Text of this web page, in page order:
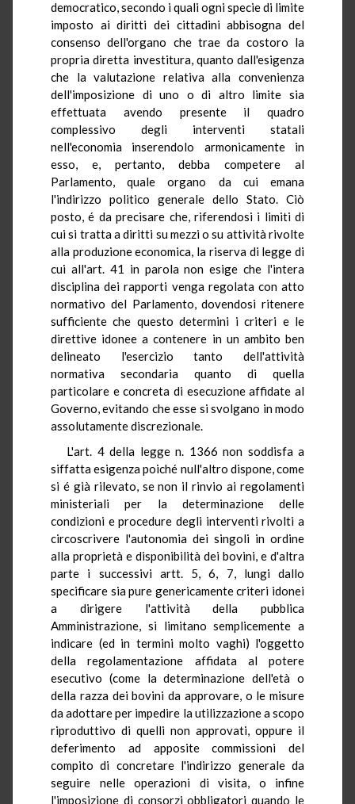
democratico, secondo i quali ogni specie di limite
imposto ai diritti dei cittadini abbisogna del
consenso dell'organo che trae da costoro la
propria diretta investitura, quanto dall'esigenza
che la valutazione relativa alla convenienza
dell'imposizione di uno o di altro limite sia
effettuata avendo presente il quadro
complessivo degli interventi statali
nell'economia inserendolo armonicamente in
esso, e, pertanto, debba competere al
Parlamento, quale organo da cui emana
l'indirizzo politico generale dello Stato. Ciò
posto, é da precisare che, riferendosi i limiti di
cui si tratta a diritti su mezzi o su attività rivolte
alla produzione economica, la riserva di legge di
cui all'art. 41 in parola non esige che l'intera
disciplina dei rapporti venga regolata con atto
normativo del Parlamento, dovendosi ritenere
sufficiente che questo determini i criteri e le
direttive idonee a contenere in un ambito ben
delineato l'esercizio tanto dell'attività
normativa secondaria quanto di quella
particolare e concreta di esecuzione affidate al
Governo, evitando che esse si svolgano in modo
assolutamente discrezionale.
L'art. 4 della legge n. 1366 non soddisfa a
siffatta esigenza poiché null'altro dispone, come
si é già rilevato, se non il rinvio ai regolamenti
ministeriali per la determinazione delle
condizioni e procedure degli interventi rivolti a
circoscrivere l'autonomia dei singoli in ordine
alla proprietà e disponibilità dei bovini, e d'altra
parte i successivi artt. 5, 6, 7, lungi dallo
specificare sia pure genericamente criteri idonei
a dirigere l'attività della pubblica
Amministrazione, si limitano semplicemente a
indicare (ed in termini molto vaghi) l'oggetto
della regolamentazione affidata al potere
esecutivo (come la determinazione dell'età o
della razza dei bovini da approvare, o le misure
da adottare per impedire la utilizzazione a scopo
riproduttivo di quelli non approvati, oppure il
deferimento ad apposite commissioni del
compito di concretare l'indirizzo generale da
seguire nelle operazioni di visita, o infine
l'imposizione di consorzi obbligatori quando le